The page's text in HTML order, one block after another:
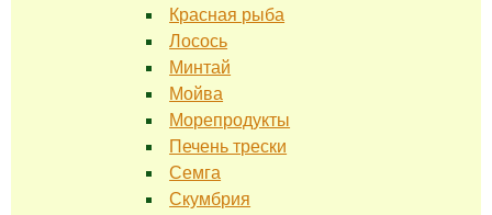
Красная рыба
Лосось
Минтай
Мойва
Морепродукты
Печень трески
Семга
Скумбрия